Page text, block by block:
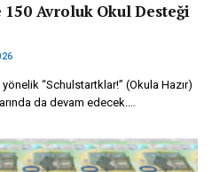
Avroluk Okul Desteği
“Schulstartklar!” (Okula Hazır)
da devam edecek.…